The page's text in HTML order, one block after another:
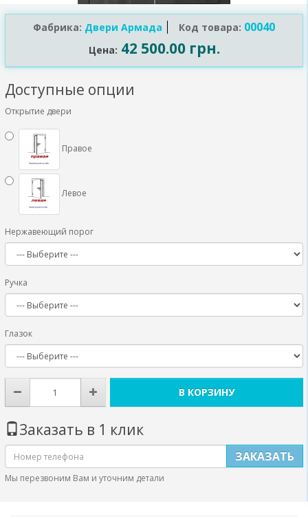
Фабрика: Двери Армада Код товара: 00040
Цена: 42 500.00 грн.
Доступные опции
Открытие двери
Правое
Левое
Нержавеющий порог
Ручка
Глазок
В КОРЗИНУ
Заказать в 1 клик
ЗАКАЗАТЬ
Мы перезвоним Вам и уточним детали